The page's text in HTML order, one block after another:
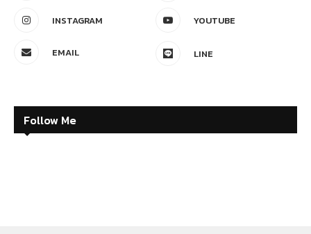
INSTAGRAM YOUTUBE
EMAIL LINE
Follow Me